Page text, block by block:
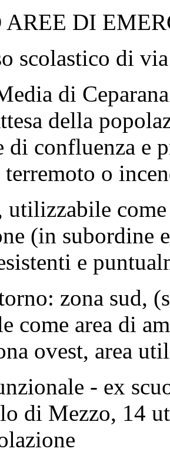
AREE DI
scolastico di
di
della
di confluenza e
o
utilizzabile
(in subordine
e
zona sud,
come area di
ovest, area
- ex
di Mezzo, 14